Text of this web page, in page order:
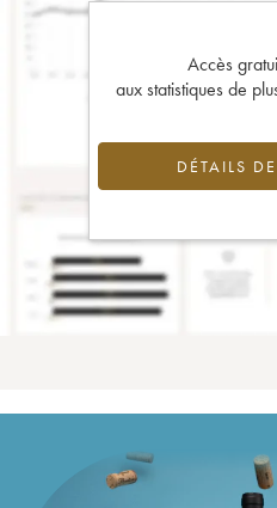
Accès
aux statistiques de
DÉTAILS